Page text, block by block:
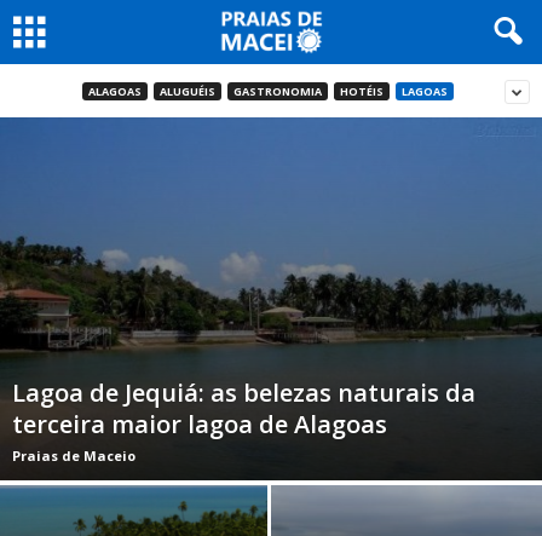
ALAGOAS ALUGUÉIS GASTRONOMIA HOTÉIS LAGOAS
Lagoa de Jequiá: as belezas naturais da
terceira maior lagoa de Alagoas
Praias de Maceio